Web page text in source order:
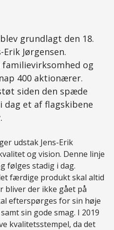
grundlagt den 18.
Erik Jørgensen.
og
400 aktionærer.
siden den spæde
dag et af flagskibene
udstak Jens-Erik
og vision. Denne linje
følges stadig i dag.
færdige produkt skal altid
bliver der ikke gået på
efterspørges for sin høje
sin gode smag. I 2019
kvalitetsstempel, da det